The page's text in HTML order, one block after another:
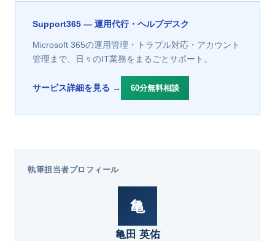
Support365 — 運用代行・ヘルプデスク
Microsoft 365の運用管理・トラブル対応・アカウント
管理まで、日々のIT業務をまるごとサポート。
サービス詳細を見る → 60分無料相談
執筆担当者プロフィール
亀
亀田 英佑